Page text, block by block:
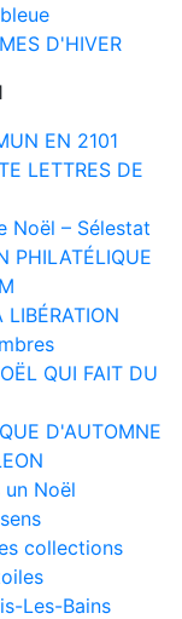
D'HIVER
EN 2101
LETTRES DE
Noël – Sélestat
PHILATÉLIQUE
QUI FAIT DU
D'AUTOMNE
un Noël
collections
Les-Bains